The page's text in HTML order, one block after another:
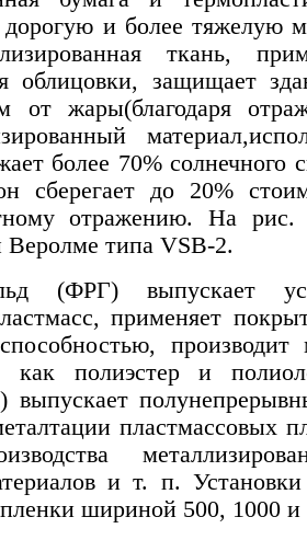
и более тяжелую
ткань,
облицовки, защищает
от жары(благодаря
более 70% солнечного
сберегает до 20%
отражению. На рис.
Веролме типа VSB-2.
(ФРГ) выпускает
применяет
производит
как полиэстер и
выпускает
пластмассовых
и т. п.
шириной 500, 1000